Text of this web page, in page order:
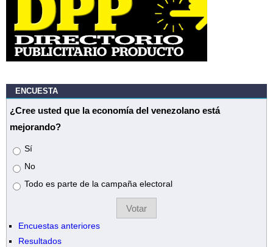
ENCUESTA
¿Cree usted que la economía del venezolano está
mejorando?
Opciones
Sí
No
Todo es parte de la campaña electoral
Encuestas anteriores
Resultados